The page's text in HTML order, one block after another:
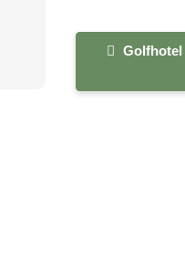
Golfhotel